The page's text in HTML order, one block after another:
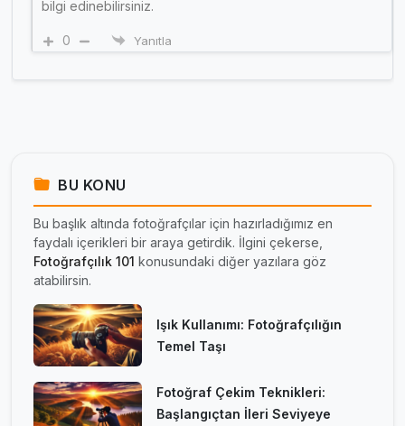
bilgi edinebilirsiniz.
0 Yanıtla
BU KONU
Bu başlık altında fotoğrafçılar için hazırladığımız en
faydalı içerikleri bir araya getirdik. İlgini çekerse,
Fotoğrafçılık 101 konusundaki diğer yazılara göz
atabilirsin.
Işık Kullanımı: Fotoğrafçılığın
Temel Taşı
Fotoğraf Çekim Teknikleri:
Başlangıçtan İleri Seviyeye